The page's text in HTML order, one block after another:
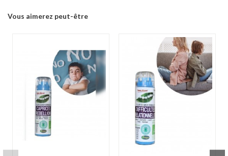
Vous aimerez peut-être